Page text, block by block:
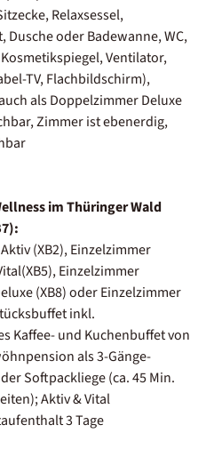
Relaxsessel,
oder Badewanne, WC,
Ventilator,
TV, Flachbildschirm),
als Doppelzimmer Deluxe
Zimmer ist ebenerdig,
im Thüringer Wald
(XB2), Einzelzimmer
Einzelzimmer
(XB8) oder Einzelzimmer
inkl.
Kaffee- und Kuchenbuffet von
als 3-Gänge-
Softpackliege (ca. 45 Min.
Aktiv & Vital
3 Tage